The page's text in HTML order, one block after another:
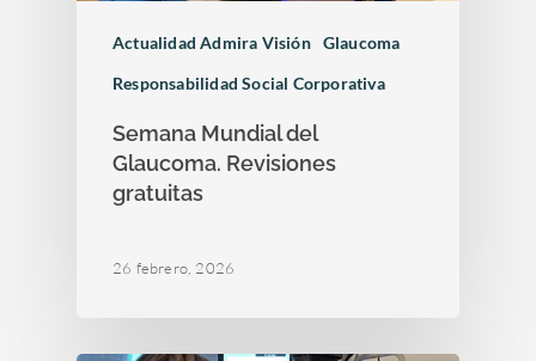
Actualidad Admira Visión Glaucoma
Responsabilidad Social Corporativa
Semana Mundial del
Glaucoma. Revisiones
gratuitas
26 febrero, 2026